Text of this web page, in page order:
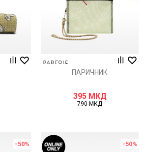
ПАРИЧНИК
395 МКД
790МКД
-50% -50%